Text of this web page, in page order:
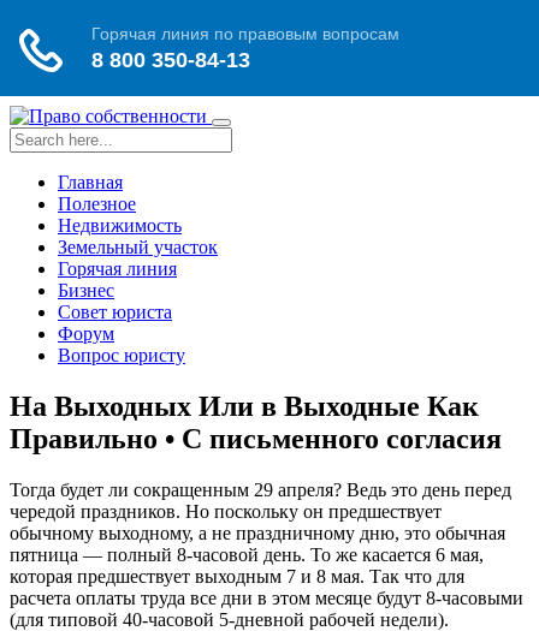
Toggle
navigation
Главная
Полезное
Недвижимость
Земельный участок
Горячая линия
Бизнес
Совет юриста
Форум
Вопрос юристу
На Выходных Или в Выходные Как
Правильно • С письменного согласия
Тогда будет ли сокращенным 29 апреля? Ведь это день перед
чередой праздников. Но поскольку он предшествует
обычному выходному, а не праздничному дню, это обычная
пятница — полный 8-часовой день. То же касается 6 мая,
которая предшествует выходным 7 и 8 мая. Так что для
расчета оплаты труда все дни в этом месяце будут 8-часовыми
(для типовой 40-часовой 5-дневной рабочей недели).